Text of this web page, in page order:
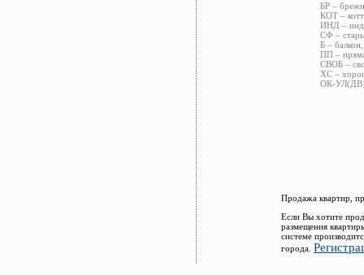
БР –
КОТ –
ИНД –
СФ –
Б –
ПП –
СВОБ –
ХС –
ОК-УЛ(ДВ)
Продажа квартир,
Если Вы хотите
размещения
системе
города.